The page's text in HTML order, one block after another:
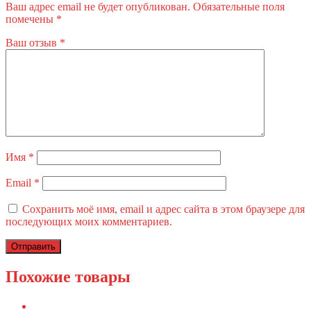
Ваш адрес email не будет опубликован. Обязательные поля
помечены *
Ваш отзыв *
Имя *
Email *
Сохранить моё имя, email и адрес сайта в этом браузере для
последующих моих комментариев.
Похожие товары